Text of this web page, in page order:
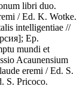
libri duo.
/ Ed. K. Wotke.
intelligentiae //
Ep.
mundi et
Acaunensium
eremi / Ed. S.
S. Pricoco.